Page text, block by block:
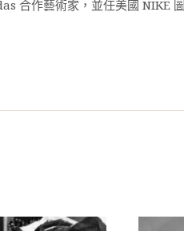
作藝術家，並任美國 NIKE 圖